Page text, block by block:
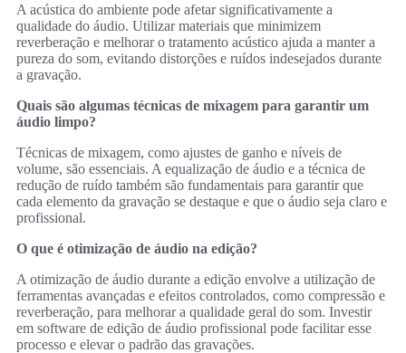
A acústica do ambiente pode afetar significativamente a
qualidade do áudio. Utilizar materiais que minimizem
reverberação e melhorar o tratamento acústico ajuda a manter a
pureza do som, evitando distorções e ruídos indesejados durante
a gravação.
Quais são algumas técnicas de mixagem para garantir um
áudio limpo?
Técnicas de mixagem, como ajustes de ganho e níveis de
volume, são essenciais. A equalização de áudio e a técnica de
redução de ruído também são fundamentais para garantir que
cada elemento da gravação se destaque e que o áudio seja claro e
profissional.
O que é otimização de áudio na edição?
A otimização de áudio durante a edição envolve a utilização de
ferramentas avançadas e efeitos controlados, como compressão e
reverberação, para melhorar a qualidade geral do som. Investir
em software de edição de áudio profissional pode facilitar esse
processo e elevar o padrão das gravações.